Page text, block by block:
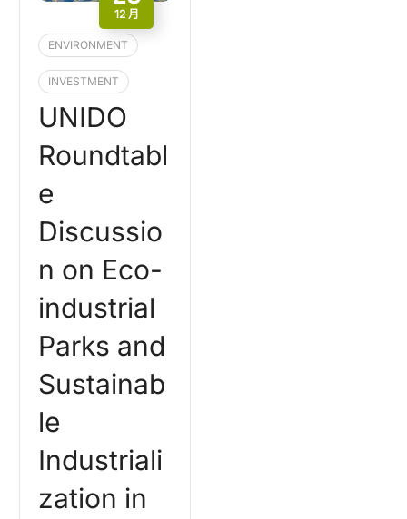
12 月
ENVIRONMENT
INVESTMENT
UNIDO
Roundtabl
e
Discussio
n on Eco-
industrial
Parks and
Sustainab
le
Industriali
zation in